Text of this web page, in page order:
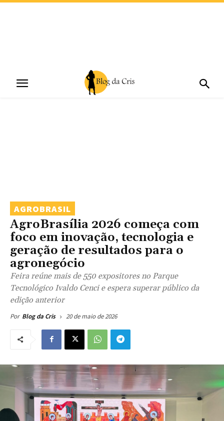
AGROBRASIL
AgroBrasília 2026 começa com
foco em inovação, tecnologia e
geração de resultados para o
agronegócio
Feira reúne mais de 550 expositores no Parque
Tecnológico Ivaldo Cenci e espera superar público da
edição anterior
Por Blog da Cris 20 de maio de 2026